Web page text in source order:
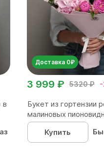
в
Доставка 0₽
5320 ₽ -
3 999 ₽
Букет из гортензии
малиновых
Купить